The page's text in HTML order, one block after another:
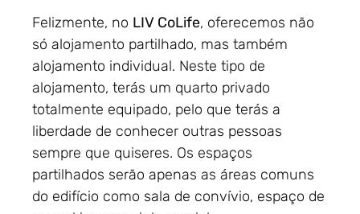
Felizmente, no LIV CoLife, oferecemos não
só alojamento partilhado, mas também
alojamento individual. Neste tipo de
alojamento, terás um quarto privado
totalmente equipado, pelo que terás a
liberdade de conhecer outras pessoas
sempre que quiseres. Os espaços
partilhados serão apenas as áreas comuns
do edifício como sala de convívio, espaço de